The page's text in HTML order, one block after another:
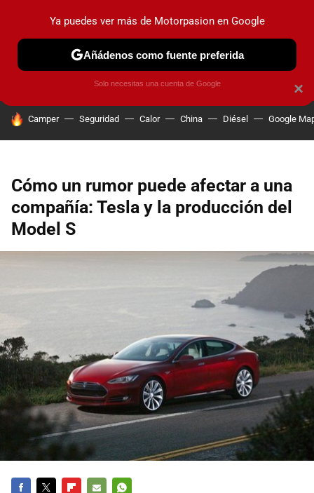
PRUEBAS COCHES ELÉCTRICOS OBSERVATORIO
HOY SE HABLA DE
Camper Seguridad Calor China Diésel Google
Cómo un rumor puede afectar a una
compañía: Tesla y la producción del
Model S
×
Ya puedes ver más de Motorpasion en Google
Añádenos como fuente preferida
Solo necesitas una cuenta de Google